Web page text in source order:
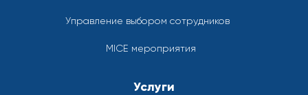
Управление выбором сотрудников
MICE мероприятия
Услуги